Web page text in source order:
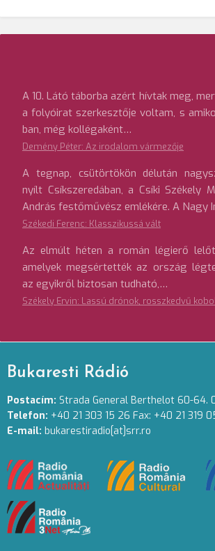
A 10. Látó táborba azért hívtak meg,
a folyóirat szerkesztője voltam, s
ban, még kollégaként…
Demény Péter: Az irodalom vármezője
A tegnap, csütörtökön délután
nyílt Csíkszeredában, a Csíki Székely
András festőművész emlékére. A Nagy
Székedi Ferenc: Klasszikussá vált
Az elmúlt héten a román légierő
amelyek megsértették az ország
az egyikről biztosan tudható,…
Székely Ervin: Lassú drónok, rosszkedvű
Bukaresti Rádió
Postacím: Strada General Berthelot 60-64.
Telefon: +40 21 303 15 26 Fax: +40 21 319
E-mail: bukarestiradio[at]srr.ro